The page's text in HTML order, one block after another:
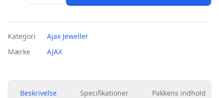
Kategori
Ajax Jeweller
Mærke
AJAX
Beskrivelse Specifikationer Pakkens indhold